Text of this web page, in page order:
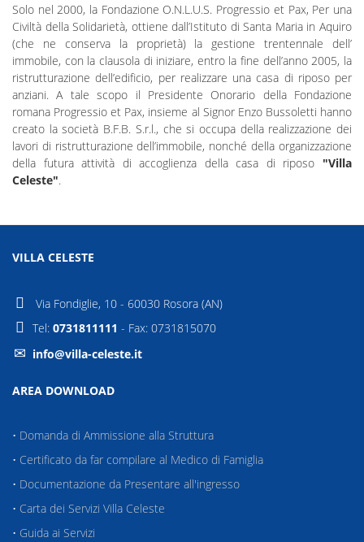
Solo nel 2000, la Fondazione O.N.L.U.S. Progressio et Pax, Per una
Civiltà della Solidarietà, ottiene dall’Istituto di Santa Maria in Aquiro
(che ne conserva la proprietà) la gestione trentennale dell’
immobile, con la clausola di iniziare, entro la fine dell’anno 2005, la
ristrutturazione dell’edificio, per realizzare una casa di riposo per
anziani. A tale scopo il Presidente Onorario della Fondazione
romana Progressio et Pax, insieme al Signor Enzo Bussoletti hanno
creato la società B.F.B. S.r.l., che si occupa della realizzazione dei
lavori di ristrutturazione dell’immobile, nonché della organizzazione
della futura attività di accoglienza della casa di riposo "Villa
Celeste".
VILLA CELESTE
Via Fondiglie, 10 - 60030 Rosora (AN)
Tel: 0731811111 - Fax: 0731815070
info@villa-celeste.it
AREA DOWNLOAD
• Domanda di Ammissione alla Struttura
• Certificato da far compilare al Medico di Famiglia
• Documentazione da Presentare all'ingresso
• Carta dei Servizi Villa Celeste
• Guida ai Servizi